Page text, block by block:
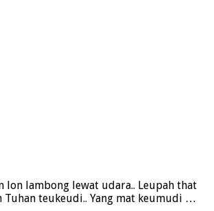
lon lambong lewat udara.. Leupah that
teukeudi.. Yang mat keumudi …